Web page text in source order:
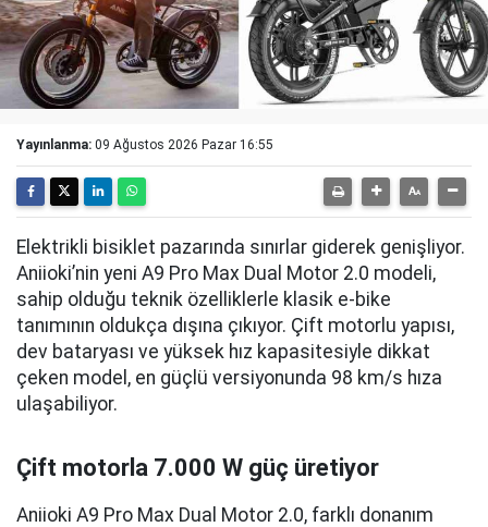
Yayınlanma: 09 Ağustos 2026 Pazar 16:55
Elektrikli bisiklet pazarında sınırlar giderek genişliyor.
Aniioki’nin yeni A9 Pro Max Dual Motor 2.0 modeli,
sahip olduğu teknik özelliklerle klasik e-bike
tanımının oldukça dışına çıkıyor. Çift motorlu yapısı,
dev bataryası ve yüksek hız kapasitesiyle dikkat
çeken model, en güçlü versiyonunda 98 km/s hıza
ulaşabiliyor.
Çift motorla 7.000 W güç üretiyor
Aniioki A9 Pro Max Dual Motor 2.0, farklı donanım